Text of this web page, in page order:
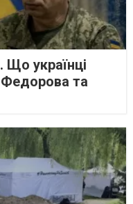
Що українці
та